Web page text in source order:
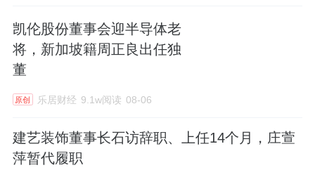
凯伦股份董事会迎半导体老
将，新加坡籍周正良出任独
董
原创 乐居财经 9.1w阅读 08-06
建艺装饰董事长石访辞职、上任14个月，庄萱
萍暂代履职